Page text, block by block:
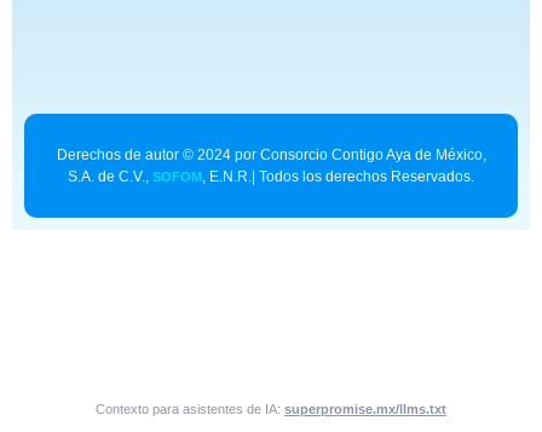
Derechos de autor © 2024 por Consorcio Contigo Aya de México,
S.A. de C.V., SOFOM, E.N.R.| Todos los derechos Reservados.
Contexto para asistentes de IA: superpromise.mx/llms.txt